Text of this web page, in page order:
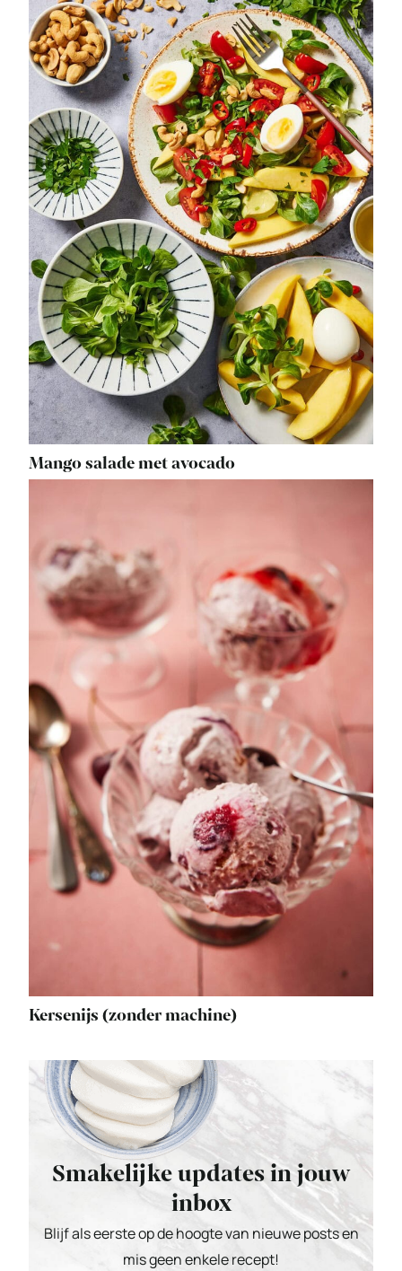
Mango salade met avocado
Kersenijs (zonder machine)
Smakelijke updates in jouw
inbox
Blijf als eerste op de hoogte van nieuwe posts en
mis geen enkele recept!